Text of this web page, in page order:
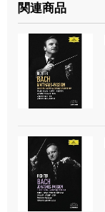
関連商品